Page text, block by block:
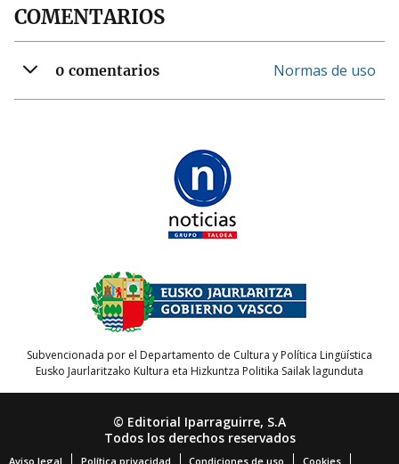
COMENTARIOS
0 comentarios Normas de uso
Subvencionada por el Departamento de Cultura y Política Lingüística
Eusko Jaurlaritzako Kultura eta Hizkuntza Politika Sailak lagunduta
© Editorial Iparraguirre, S.A
Todos los derechos reservados
Aviso legal Política privacidad Condiciones de uso Cookies